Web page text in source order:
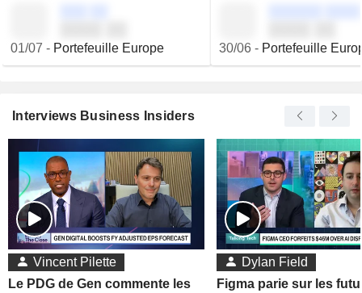
01/07 - Portefeuille Europe 30/06- Portefeuille
Interviews Business Insiders
Vincent Pilette
Le PDG de Gen commente les
Dylan Field
Figma parie sur les